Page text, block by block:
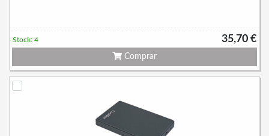
35,70 €
Stock: 4
Comprar